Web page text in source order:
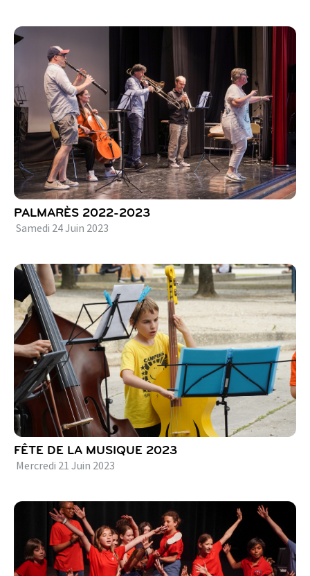
PALMARÈS 2022-2023
Samedi 24Juin 2023
FÊTE DE LA MUSIQUE 2023
Mercredi 21 Juin 2023